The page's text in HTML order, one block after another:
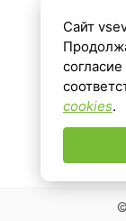
Сайт
cookies.